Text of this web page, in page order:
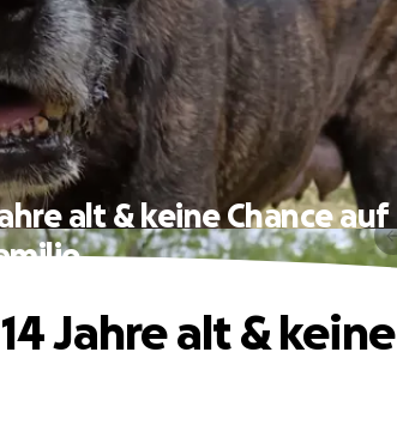
alt & keine Chance auf
Jahre alt & keine